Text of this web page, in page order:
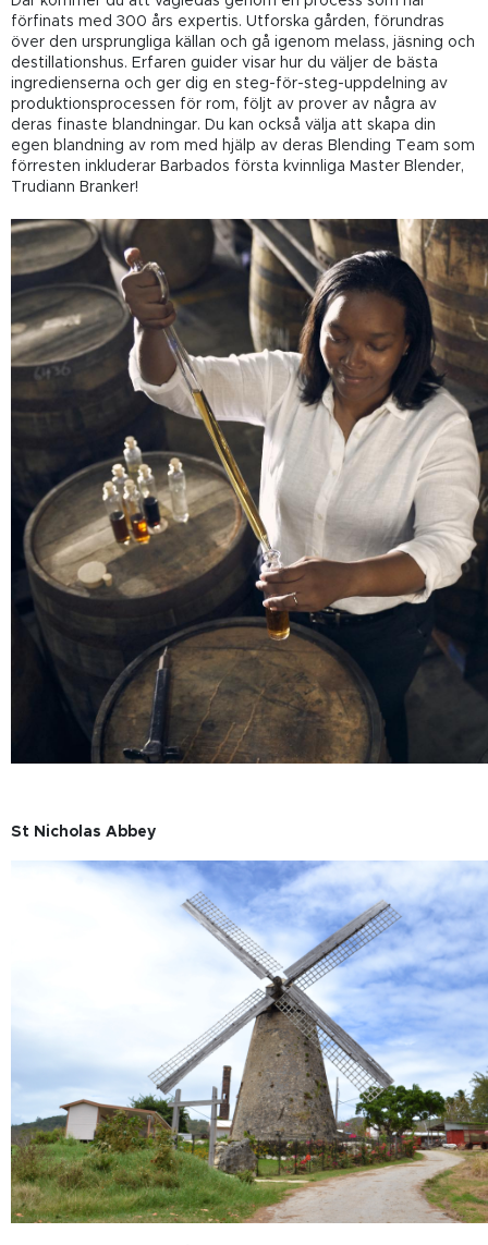
förfinats med 300 års expertis. Utforska gården, förundras
över den ursprungliga källan och gå igenom melass, jäsning och
destillationshus. Erfaren guider visar hur du väljer de bästa
ingredienserna och ger dig en steg-för-steg-uppdelning av
produktionsprocessen för rom, följt av prover av några av
deras finaste blandningar. Du kan också välja att skapa din
egen blandning av rom med hjälp av deras Blending Team som
förresten inkluderar Barbados första kvinnliga Master Blender,
Trudiann Branker!
St Nicholas Abbey